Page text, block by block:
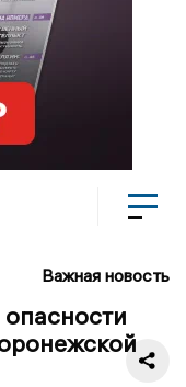
Важная новость